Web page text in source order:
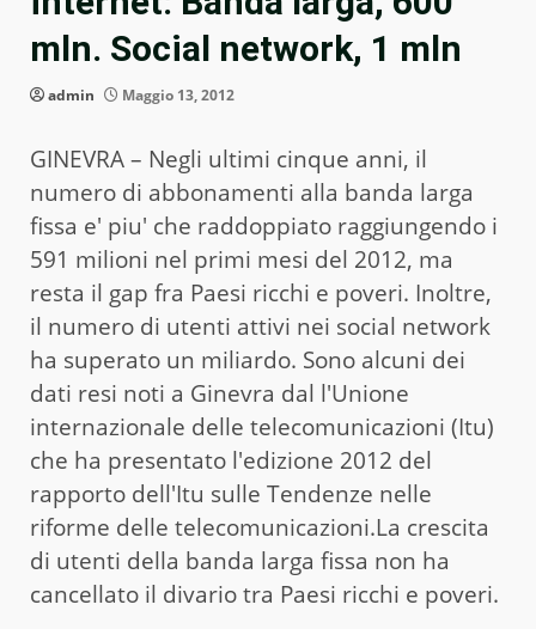
mln. Social network, 1 mln
admin Maggio 13, 2012
GINEVRA – Negli ultimi cinque anni, il
numero di abbonamenti alla banda larga
fissa e' piu' che raddoppiato raggiungendo i
591 milioni nel primi mesi del 2012, ma
resta il gap fra Paesi ricchi e poveri. Inoltre,
il numero di utenti attivi nei social network
ha superato un miliardo. Sono alcuni dei
dati resi noti a Ginevra dal l'Unione
internazionale delle telecomunicazioni (Itu)
che ha presentato l'edizione 2012 del
rapporto dell'Itu sulle Tendenze nelle
riforme delle telecomunicazioni.La crescita
di utenti della banda larga fissa non ha
cancellato il divario tra Paesi ricchi e poveri.